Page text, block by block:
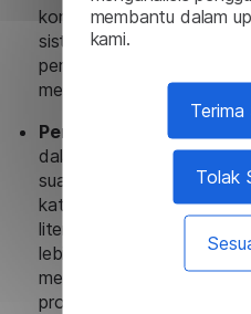
membantu dalam
kami.
Terima
Tolak
kontekstual yang
sistem ini untuk
pertanyaan kompleks
memberikan tanggapan
Pemrosesan Bahasa
dalam NLP akan
suara otomatis untuk
kata-kata yang diucapkan,
literalnya. Hal ini akan
lebih intuitif dan
mengantisipasi
proaktif, seperti halnya